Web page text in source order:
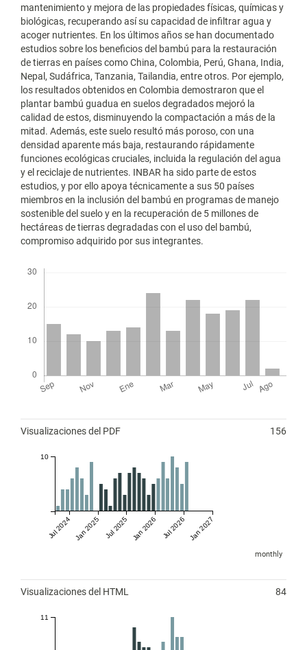
mantenimiento y mejora de las propiedades físicas, químicas y
biológicas, recuperando así su capacidad de infiltrar agua y
acoger nutrientes. En los últimos años se han documentado
estudios sobre los beneficios del bambú para la restauración
de tierras en países como China, Colombia, Perú, Ghana, India,
Nepal, Sudáfrica, Tanzania, Tailandia, entre otros. Por ejemplo,
los resultados obtenidos en Colombia demostraron que el
plantar bambú guadua en suelos degradados mejoró la
calidad de estos, disminuyendo la compactación a más de la
mitad. Además, este suelo resultó más poroso, con una
densidad aparente más baja, restaurando rápidamente
funciones ecológicas cruciales, incluida la regulación del agua
y el reciclaje de nutrientes. INBAR ha sido parte de estos
estudios, y por ello apoya técnicamente a sus 50 países
miembros en la inclusión del bambú en programas de manejo
sostenible del suelo y en la recuperación de 5 millones de
hectáreas de tierras degradadas con el uso del bambú,
compromiso adquirido por sus integrantes.
Visualizaciones del PDF 156
Jul 2024 Jan 2025 Jul 2025 Jan 2026 Jul 2026 Jan 2027
10
monthly
Visualizaciones del HTML 84
11